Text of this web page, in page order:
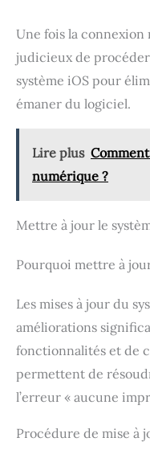
Une fois la connexion
judicieux de
système iOS pour
émaner du logiciel.
Lire plus
numérique ?
Mettre à jour le
Pourquoi mettre à
Les mises à jour du
améliorations
fonctionnalités et de
permettent de
l’erreur « aucune
Procédure de mise à